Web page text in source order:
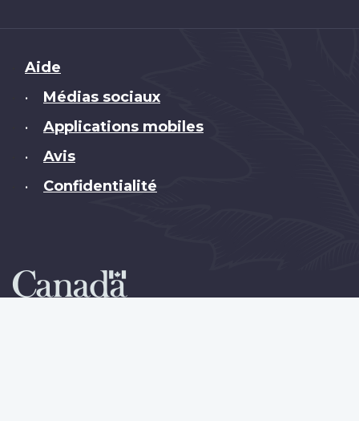
Brand
Aide
• Médias sociaux
• Applications mobiles
• Avis
• Confidentialité